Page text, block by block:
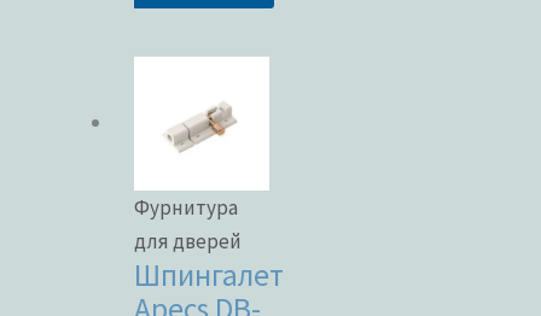
Фурнитура
для дверей
Шпингалет